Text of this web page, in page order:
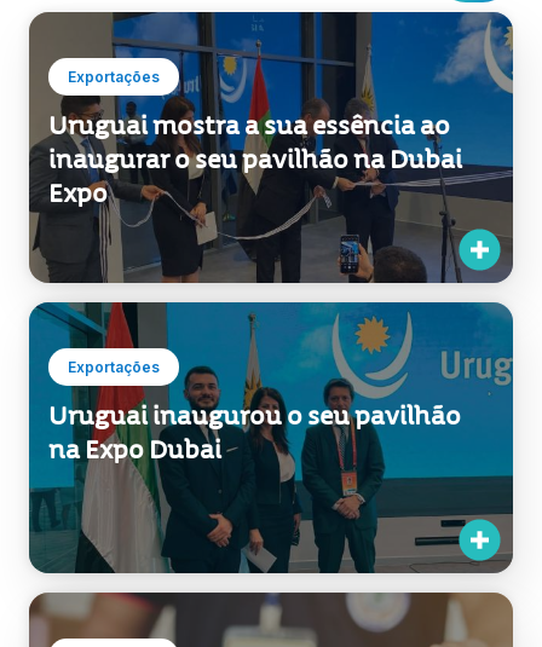
Exportações
Uruguai mostra a sua essência ao
inaugurar o seu pavilhão na Dubai
Expo
Exportações
Uruguai inaugurou o seu pavilhão
na Expo Dubai